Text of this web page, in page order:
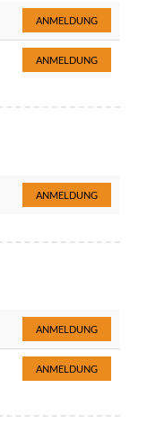
ANMELDUNG
ANMELDUNG
ANMELDUNG
ANMELDUNG
ANMELDUNG